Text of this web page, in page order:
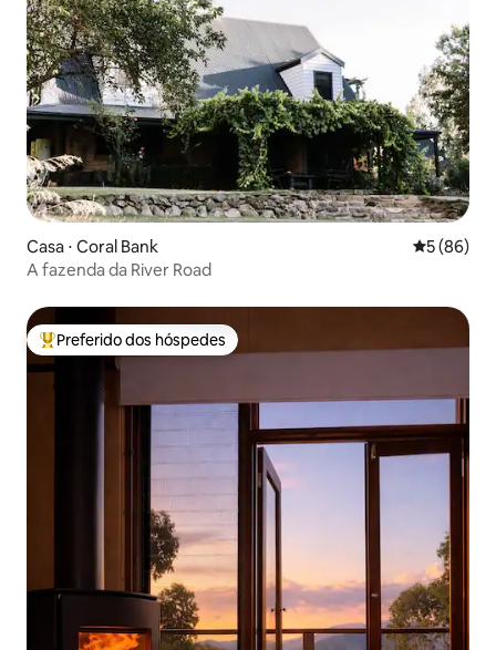
Casa ⋅ Coral Bank 5 de uma
5 (86)
A fazenda da River Road
Entre os melhores preferidos dos hóspedes
Preferido dos hóspedes